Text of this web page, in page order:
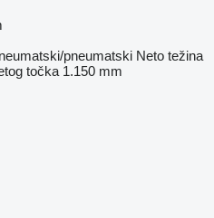
pneumatski Neto težina
točka 1.150 mm